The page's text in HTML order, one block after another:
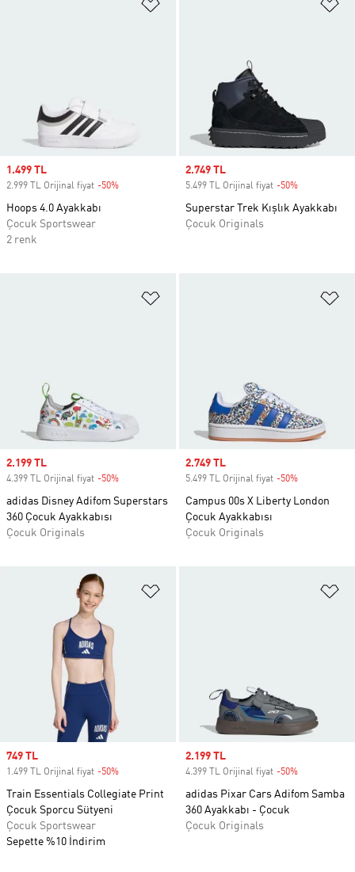
Sale price
1.499 TL
2.999 TL Orijinal fiyat -50%
Hoops 4.0 Ayakkabı
Çocuk Sportswear
2 renk
Sale price
2.749 TL
5.499 TL Orijinal fiyat -50%
Superstar Trek Kışlık Ayakkabı
Çocuk Originals
Sale price
2.199 TL
4.399 TL Orijinal fiyat -50%
adidas Disney Adifom Superstars
360 Çocuk Ayakkabısı
Çocuk Originals
Sale price
2.749 TL
5.499 TL Orijinal fiyat -50%
Campus 00s X Liberty London
Çocuk Ayakkabısı
Çocuk Originals
Sale price
749 TL
1.499 TL Orijinal fiyat -50%
Train Essentials Collegiate Print
Çocuk Sporcu Sütyeni
Çocuk Sportswear
Sepette %10 İndirim
Sale price
2.199 TL
4.399 TL Orijinal fiyat -50%
adidas Pixar Cars Adifom Samba
360 Ayakkabı - Çocuk
Çocuk Originals